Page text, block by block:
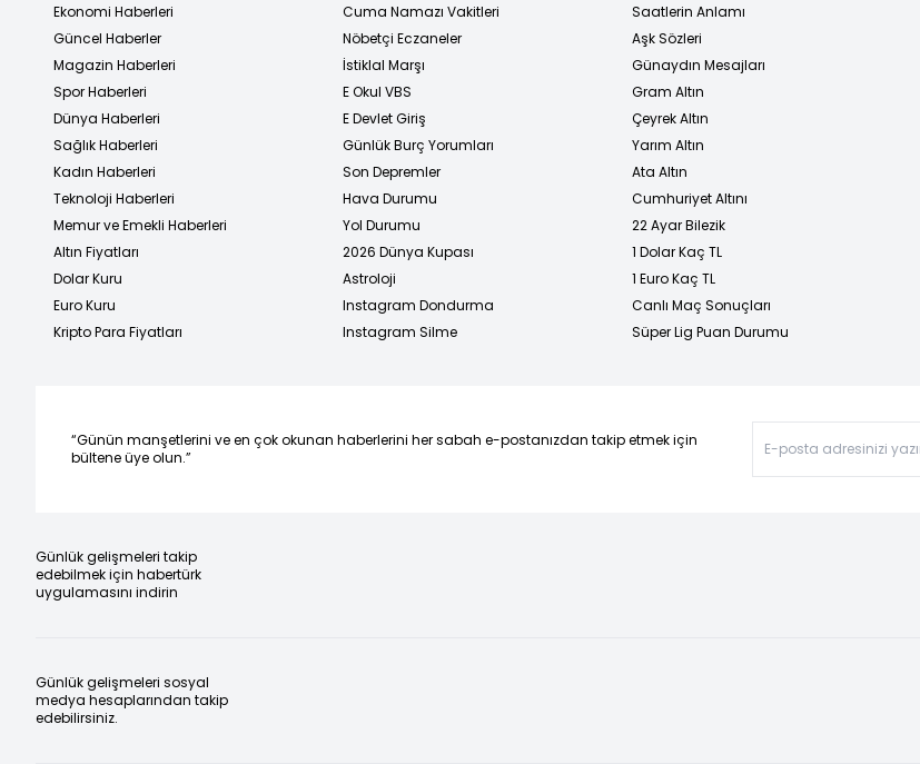
Ekonomi Haberleri
Güncel Haberler
Magazin Haberleri
Spor Haberleri
Dünya Haberleri
Sağlık Haberleri
Kadın Haberleri
Teknoloji Haberleri
Memur ve Emekli Haberleri
Altın Fiyatları
Dolar Kuru
Euro Kuru
Kripto Para Fiyatları
Cuma Namazı Vakitleri
Nöbetçi Eczaneler
İstiklal Marşı
E Okul VBS
E Devlet Giriş
Günlük Burç Yorumları
Son Depremler
Hava Durumu
Yol Durumu
2026 Dünya Kupası
Astroloji
Instagram Dondurma
Instagram Silme
Saatlerin Anlamı
Aşk Sözleri
Günaydın Mesajları
Gram Altın
Çeyrek Altın
Yarım Altın
Ata Altın
Cumhuriyet Altını
22 Ayar Bilezik
1 Dolar Kaç TL
1 Euro Kaç TL
Canlı Maç Sonuçları
Süper Lig Puan Durumu
“Günün manşetlerini ve en çok okunan haberlerini her sabah e-postanızdan takip etmek için
bültene üye olun.”
Günlük gelişmeleri takip
edebilmek için habertürk
uygulamasını indirin
Günlük gelişmeleri sosyal
medya hesaplarından takip
edebilirsiniz.